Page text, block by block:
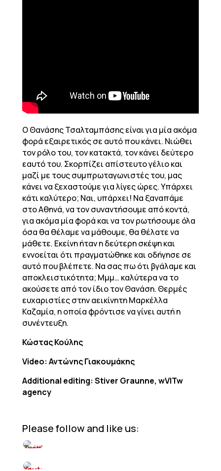
Ο Θανάσης Τσαλταμπάσης είναι για μία ακόμα
φορά εξαιρετικός σε αυτό που κάνει. Νιώθει
τον ρόλο του, τον κατακτά, τον κάνει δεύτερο
εαυτό του. Σκορπίζει απίστευτο γέλιο και
μαζί με τους συμπρωταγωνιστές του, μας
κάνει να ξεχαστούμε για λίγες ώρες. Υπάρχει
κάτι καλύτερο; Ναι, υπάρχει! Να ξαναπάμε
στο Αθηνά, να τον συναντήσουμε από κοντά,
για ακόμα μία φορά και να τον ρωτήσουμε όλα
όσα θα θέλαμε να μάθουμε, θα θέλατε να
μάθετε. Εκείνη ήταν η δεύτερη σκέψη και
εννοείται ότι πραγματώθηκε και οδήγησε σε
αυτό που βλέπετε. Να σας πω ότι βγάλαμε και
αποκλειστικότητα; Μμμ… καλύτερα να το
ακούσετε από τον ίδιο τον Θανάση. Θερμές
ευχαριστίες στην αεικίνητη Μαρκέλλα
Καζαμία, η οποία φρόντισε να γίνει αυτή η
συνέντευξη.
Κώστας Κούλης
Video: Αντώνης Γιακουμάκης
Additional editing: Stiver Graunne, wVITw
agency
Please follow and like us: